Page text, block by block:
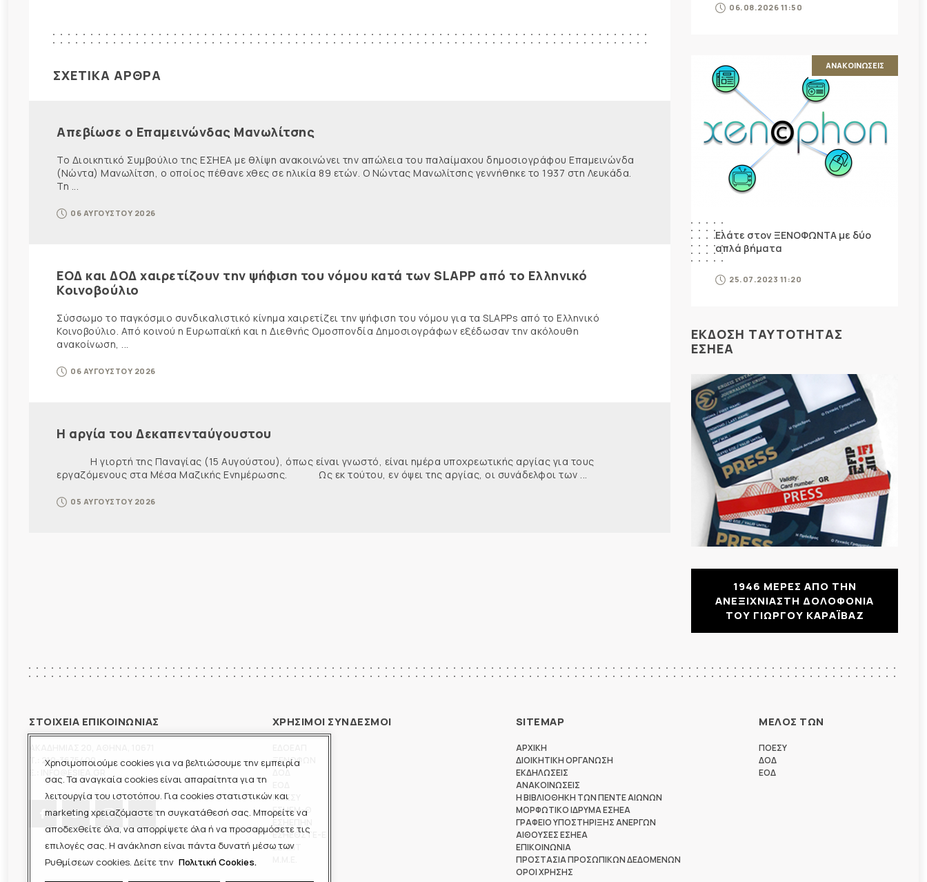
Χρησιμοποιούμε cookies για να βελτιώσουμε την εμπειρία
σας. Τα αναγκαία cookies είναι απαραίτητα για τη
λειτουργία του ιστοτόπου. Για cookies στατιστικών και
marketing χρειαζόμαστε τη συγκατάθεσή σας. Μπορείτε να
αποδεχθείτε όλα, να απορρίψετε όλα ή να προσαρμόσετε τις
επιλογές σας. Η ανάκληση είναι πάντα δυνατή μέσω των
Ρυθμίσεων cookies. Δείτε την Πολιτική Cookies.
ΣΧΕΤΙΚΑ ΑΡΘΡΑ
Απεβίωσε ο Επαμεινώνδας Μανωλίτσης
Το Διοικητικό Συμβούλιο της ΕΣΗΕΑ με θλίψη ανακοινώνει την απώλεια του παλαίμαχου δημοσιογράφου Επαμεινώνδα
(Νώντα) Μανωλίτση, ο οποίος πέθανε χθες σε ηλικία 89 ετών. Ο Νώντας Μανωλίτσης γεννήθηκε το 1937 στη Λευκάδα.
Τη ...
06 ΑΥΓΟΥΣΤΟΥ 2026
ΕΟΔ και ΔΟΔ χαιρετίζουν την ψήφιση του νόμου κατά των SLAPP από το Ελληνικό
Κοινοβούλιο
Σύσσωμο το παγκόσμιο συνδικαλιστικό κίνημα χαιρετίζει την ψήφιση του νόμου για τα SLAPPs από το Ελληνικό
Κοινοβούλιο. Από κοινού η Ευρωπαϊκή και η Διεθνής Ομοσπονδία Δημοσιογράφων εξέδωσαν την ακόλουθη
ανακοίνωση, ...
06 ΑΥΓΟΥΣΤΟΥ 2026
Η αργία του Δεκαπενταύγουστου
Η γιορτή της Παναγίας (15 Αυγούστου), όπως είναι γνωστό, είναι ημέρα υποχρεωτικής αργίας για τους
εργαζόμενους στα Μέσα Μαζικής Ενημέρωσης. Ως εκ τούτου, εν όψει της αργίας, οι συνάδελφοι των ...
05 ΑΥΓΟΥΣΤΟΥ 2026
06.08.2026 11:50
ΑΝΑΚΟΙΝΩΣΕΙΣ
Ελάτε στον ΞΕΝΟΦΩΝΤΑ με δύο
απλά βήματα
25.07.2023 11:20
ΕΚΔΟΣΗ ΤΑΥΤΟΤΗΤΑΣ
ΕΣΗΕΑ
1946 ΜΕΡΕΣ ΑΠΟ ΤΗΝ
ΑΝΕΞΙΧΝΙΑΣΤΗ ΔΟΛΟΦΟΝΙΑ
ΤΟΥ ΓΙΩΡΓΟΥ ΚΑΡΑΪΒΑΖ
ΣΤΟΙΧΕΙΑ ΕΠΙΚΟΙΝΩΝΙΑΣ
210-3675400
ΧΡΗΣΙΜΟΙ ΣΥΝΔΕΣΜΟΙ
ΞΕΝΟΦΩΝ
ΠΟΕΣΥ
ΕΣΗΕΜ-Θ
ΕΣΗΕΘΣΤΕ-Ε
ΕΣΠΗΤ
SITEMAP
ΑΡΧΙΚΗ
ΔΙΟΙΚΗΤΙΚΗ ΟΡΓΑΝΩΣΗ
ΕΚΔΗΛΩΣΕΙΣ
ΑΝΑΚΟΙΝΩΣΕΙΣ
Η ΒΙΒΛΙΟΘΗΚΗ ΤΩΝ ΠΕΝΤΕ ΑΙΩΝΩΝ
ΜΟΡΦΩΤΙΚΟ ΙΔΡΥΜΑ ΕΣΗΕΑ
ΓΡΑΦΕΙΟ ΥΠΟΣΤΗΡΙΞΗΣ ΑΝΕΡΓΩΝ
ΑΙΘΟΥΣΕΣ ΕΣΗΕΑ
ΕΠΙΚΟΙΝΩΝΙΑ
ΠΡΟΣΤΑΣΙΑ ΠΡΟΣΩΠΙΚΩΝ ΔΕΔΟΜΕΝΩΝ
ΟΡΟΙ ΧΡΗΣΗΣ
ΜΕΛΟΣ ΤΩΝ
ΠΟΕΣΥ
ΔΟΔ
ΕΟΔ